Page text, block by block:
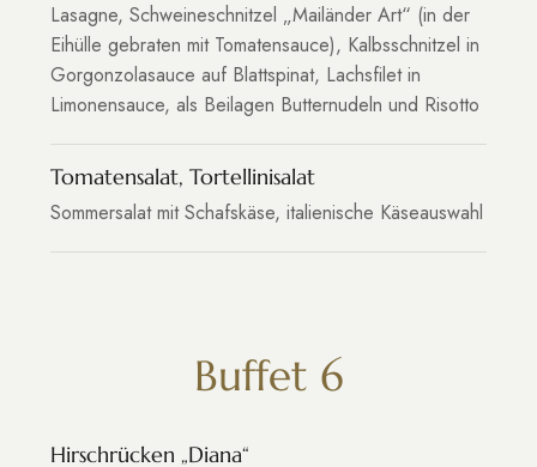
Lasagne, Schweineschnitzel „Mailänder Art“ (in der
Eihülle gebraten mit Tomatensauce), Kalbsschnitzel in
Gorgonzolasauce auf Blattspinat, Lachsfilet in
Limonensauce, als Beilagen Butternudeln und Risotto
Tomatensalat, Tortellinisalat
Sommersalat mit Schafskäse, italienische Käseauswahl
Buffet 6
Hirschrücken „Diana“